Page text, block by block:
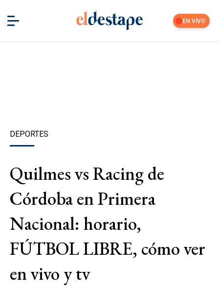
EN VIVO
DEPORTES
Quilmes vs Racing de
Córdoba en Primera
Nacional: horario,
FÚTBOL LIBRE, cómo ver
en vivo y tv